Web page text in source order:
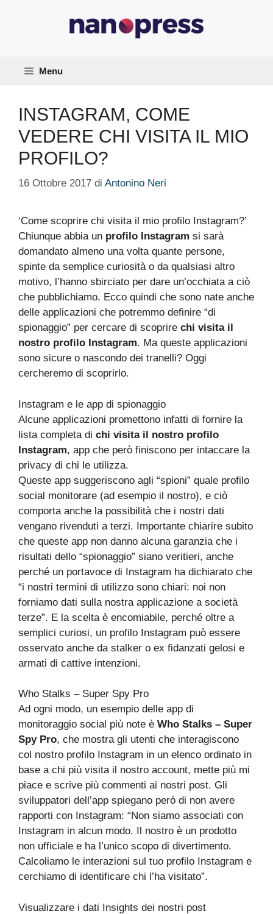
Menu
INSTAGRAM, COME
VEDERE CHI VISITA IL MIO
PROFILO?
16 Ottobre 2017 di Antonino Neri
‘Come scoprire chi visita il mio profilo Instagram?’
Chiunque abbia un profilo Instagram si sarà
domandato almeno una volta quante persone,
spinte da semplice curiosità o da qualsiasi altro
motivo, l’hanno sbirciato per dare un’occhiata a ciò
che pubblichiamo. Ecco quindi che sono nate anche
delle applicazioni che potremmo definire “di
spionaggio” per cercare di scoprire chi visita il
nostro profilo Instagram. Ma queste applicazioni
sono sicure o nascondo dei tranelli? Oggi
cercheremo di scoprirlo.
Instagram e le app di spionaggio
Alcune applicazioni promettono infatti di fornire la
lista completa di chi visita il nostro profilo
Instagram, app che però finiscono per intaccare la
privacy di chi le utilizza.
Queste app suggeriscono agli “spioni” quale profilo
social monitorare (ad esempio il nostro), e ciò
comporta anche la possibilità che i nostri dati
vengano rivenduti a terzi. Importante chiarire subito
che queste app non danno alcuna garanzia che i
risultati dello “spionaggio” siano veritieri, anche
perché un portavoce di Instagram ha dichiarato che
“i nostri termini di utilizzo sono chiari: noi non
forniamo dati sulla nostra applicazione a società
terze”. E la scelta è encomiabile, perché oltre a
semplici curiosi, un profilo Instagram può essere
osservato anche da stalker o ex fidanzati gelosi e
armati di cattive intenzioni.
Who Stalks – Super Spy Pro
Ad ogni modo, un esempio delle app di
monitoraggio social più note è Who Stalks – Super
Spy Pro, che mostra gli utenti che interagiscono
col nostro profilo Instagram in un elenco ordinato in
base a chi più visita il nostro account, mette più mi
piace e scrive più commenti ai nostri post. Gli
sviluppatori dell’app spiegano però di non avere
rapporti con Instagram: “Non siamo associati con
Instagram in alcun modo. Il nostro è un prodotto
non ufficiale e ha l’unico scopo di divertimento.
Calcoliamo le interazioni sul tuo profilo Instagram e
cerchiamo di identificare chi l’ha visitato”.
Visualizzare i dati Insights dei nostri post